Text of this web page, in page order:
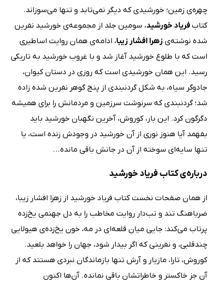
چهره‌ی زمین؛ خورشیدی که دیگر نمی‌تابد و تنها می‌سوزاند.
کتاب فریاد خورشید، سومین جلد از مجموعه‌ی خورشید نفرین
شده نوشته‌ی زهرا افشار زیبا، ادامه‌ی همان روایت اساطیری
است که با طلوع خورشید آغاز شد و با غروب خورشید به تاریکی
رسید. این همان خورشیدی است که روزی در دستان کیوان،
جادوگر سیاه، به شکل گردنبندی از پنج گوهر نفرین شده زاده
شد؛ گردنبندی که سرنوشت سرزمین و مردمانش را برای همیشه
دگرگون کرد. این بار، کوروش، آخرین نگهبان خورشید باید
بفهمد آیا هنوز نوری از آن خورشید در وجودش زنده است، یا
تنها سایه‌ای سوخته از آن در جانش باقی مانده...
درباره‌ی کتاب فریاد خورشید
از همان صفحات نخست کتاب فریاد خورشید از زهرا افشار زیبا،
ضرباهنگ تند و تب‌دار روایت مخاطب را به دل جهنمی یخ‌زده
پرتاب می‌کند: جایی میان قلعه‌ای در مه، خون یخ‌زده‌ی هیولایی
چندقلبی، و نفرینی که اگر بیدار شود، جهان را خواهد بلعید.
کوروش، تارا، مازیار و آرش تنها بازماندگان نبردی هستند که از
آن جز خاکستر و خاطراتشان باقی نمانده. آن‌ها اکنون